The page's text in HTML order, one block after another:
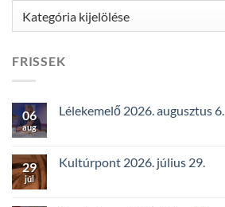
FRISSEK
06
aug
Lélekemelő 2026. augusztus 6.
29
júl
Kultúrpont 2026. július 29.